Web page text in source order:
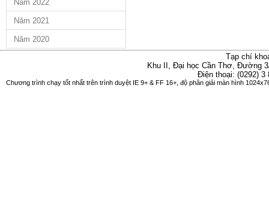
Năm 2022
Năm 2021
Năm 2020
Tạp chí
Khu II, Đại học Cần Thơ, Đường
Điện thoại: (0292)
Chương trình chạy tốt nhất trên trình duyệt IE 9+ & FF 16+, độ phân giải màn hình